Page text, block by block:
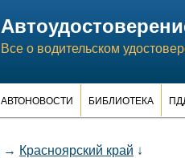
Все о водительском
АВТОНОВОСТИ БИБЛИОТЕКА
→ Красноярский край ↓